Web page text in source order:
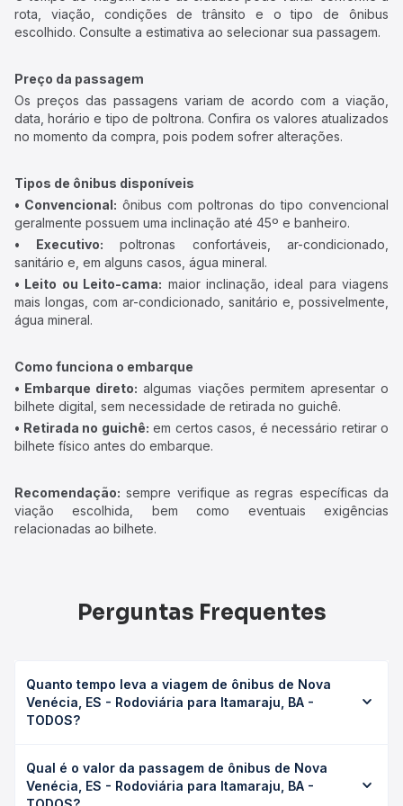
rota, viação, condições de trânsito e o tipo de ônibus
escolhido. Consulte a estimativa ao selecionar sua passagem.
Preço da passagem
Os preços das passagens variam de acordo com a viação,
data, horário e tipo de poltrona. Confira os valores atualizados
no momento da compra, pois podem sofrer alterações.
Tipos de ônibus disponíveis
• Convencional: ônibus com poltronas do tipo convencional
geralmente possuem uma inclinação até 45º e banheiro.
• Executivo: poltronas confortáveis, ar-condicionado,
sanitário e, em alguns casos, água mineral.
• Leito ou Leito-cama: maior inclinação, ideal para viagens
mais longas, com ar-condicionado, sanitário e, possivelmente,
água mineral.
Como funciona o embarque
• Embarque direto: algumas viações permitem apresentar o
bilhete digital, sem necessidade de retirada no guichê.
• Retirada no guichê: em certos casos, é necessário retirar o
bilhete físico antes do embarque.
Recomendação: sempre verifique as regras específicas da
viação escolhida, bem como eventuais exigências
relacionadas ao bilhete.
Perguntas Frequentes
Quanto tempo leva a viagem de ônibus de Nova
Venécia, ES - Rodoviária para Itamaraju, BA -
TODOS?
para Itamaraju, BA - TODOS leva em média 6h 8min,
podendo variar conforme a viação, o tipo de serviço
Qual é o valor da passagem de ônibus de Nova
Venécia, ES - Rodoviária para Itamaraju, BA -